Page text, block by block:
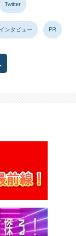
Twitter
インタビュー PR